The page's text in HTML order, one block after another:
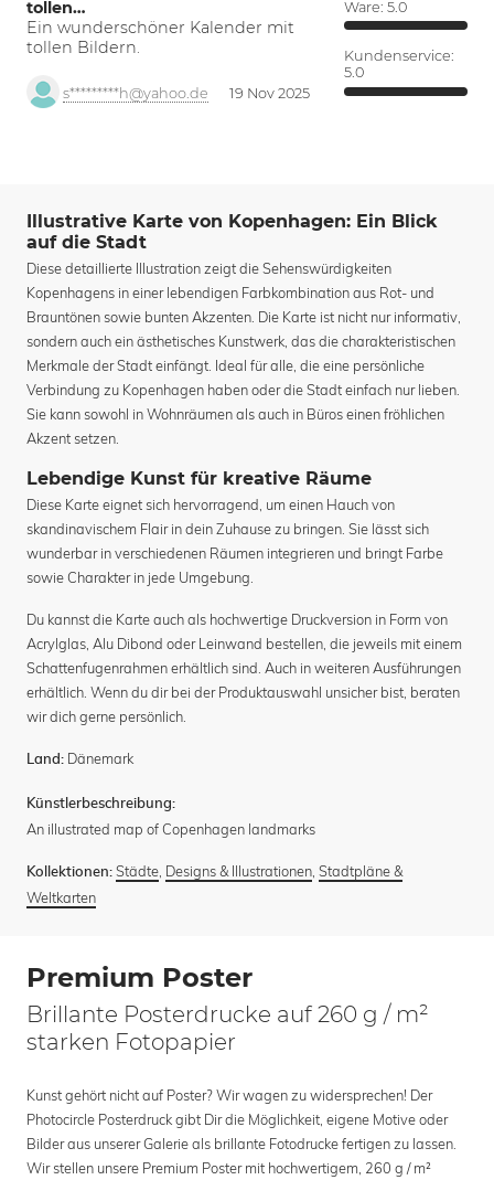
tollen…
Ein wunderschöner Kalender mit
tollen Bildern.
s*********h@yahoo.de 19 Nov 2025
Ware: 5.0
Kundenservice:
5.0
Illustrative Karte von Kopenhagen: Ein Blick
auf die Stadt
Diese detaillierte Illustration zeigt die Sehenswürdigkeiten
Kopenhagens in einer lebendigen Farbkombination aus Rot- und
Brauntönen sowie bunten Akzenten. Die Karte ist nicht nur informativ,
sondern auch ein ästhetisches Kunstwerk, das die charakteristischen
Merkmale der Stadt einfängt. Ideal für alle, die eine persönliche
Verbindung zu Kopenhagen haben oder die Stadt einfach nur lieben.
Sie kann sowohl in Wohnräumen als auch in Büros einen fröhlichen
Akzent setzen.
Lebendige Kunst für kreative Räume
Diese Karte eignet sich hervorragend, um einen Hauch von
skandinavischem Flair in dein Zuhause zu bringen. Sie lässt sich
wunderbar in verschiedenen Räumen integrieren und bringt Farbe
sowie Charakter in jede Umgebung.
Du kannst die Karte auch als hochwertige Druckversion in Form von
Acrylglas, Alu Dibond oder Leinwand bestellen, die jeweils mit einem
Schattenfugenrahmen erhältlich sind. Auch in weiteren Ausführungen
erhältlich. Wenn du dir bei der Produktauswahl unsicher bist, beraten
wir dich gerne persönlich.
Land: Dänemark
Künstlerbeschreibung:
An illustrated map of Copenhagen landmarks
Kollektionen: Städte, Designs & Illustrationen, Stadtpläne &
Weltkarten
Premium Poster
Brillante Posterdrucke auf 260 g / m²
starken Fotopapier
Kunst gehört nicht auf Poster? Wir wagen zu widersprechen! Der
Photocircle Posterdruck gibt Dir die Möglichkeit, eigene Motive oder
Bilder aus unserer Galerie als brillante Fotodrucke fertigen zu lassen.
Wir stellen unsere Premium Poster mit hochwertigem, 260 g / m²